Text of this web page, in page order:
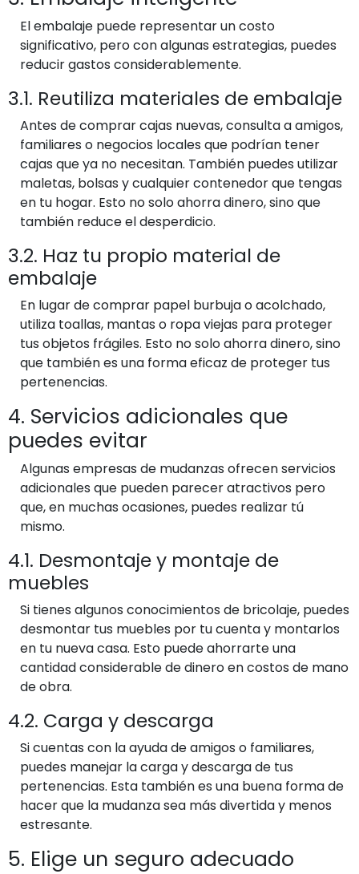
El embalaje puede representar un costo
significativo, pero con algunas estrategias, puedes
reducir gastos considerablemente.
3.1. Reutiliza materiales de embalaje
Antes de comprar cajas nuevas, consulta a amigos,
familiares o negocios locales que podrían tener
cajas que ya no necesitan. También puedes utilizar
maletas, bolsas y cualquier contenedor que tengas
en tu hogar. Esto no solo ahorra dinero, sino que
también reduce el desperdicio.
3.2. Haz tu propio material de
embalaje
En lugar de comprar papel burbuja o acolchado,
utiliza toallas, mantas o ropa viejas para proteger
tus objetos frágiles. Esto no solo ahorra dinero, sino
que también es una forma eficaz de proteger tus
pertenencias.
4. Servicios adicionales que
puedes evitar
Algunas empresas de mudanzas ofrecen servicios
adicionales que pueden parecer atractivos pero
que, en muchas ocasiones, puedes realizar tú
mismo.
4.1. Desmontaje y montaje de
muebles
Si tienes algunos conocimientos de bricolaje, puedes
desmontar tus muebles por tu cuenta y montarlos
en tu nueva casa. Esto puede ahorrarte una
cantidad considerable de dinero en costos de mano
de obra.
4.2. Carga y descarga
Si cuentas con la ayuda de amigos o familiares,
puedes manejar la carga y descarga de tus
pertenencias. Esta también es una buena forma de
hacer que la mudanza sea más divertida y menos
estresante.
5. Elige un seguro adecuado